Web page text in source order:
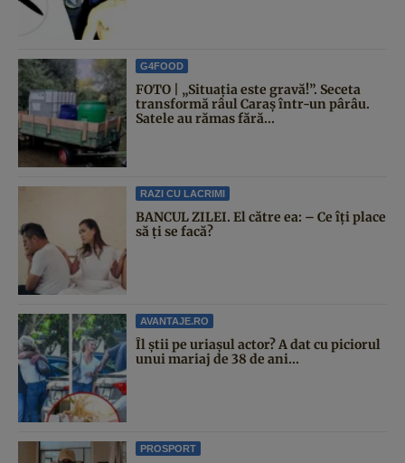
G4FOOD
FOTO | „Situația este gravă!”. Seceta
transformă râul Caraș într-un pârâu.
Satele au rămas fără...
RAZI CU LACRIMI
BANCUL ZILEI. El către ea: – Ce îți place
să ți se facă?
AVANTAJE.RO
Îl știi pe uriașul actor? A dat cu piciorul
unui mariaj de 38 de ani...
PROSPORT